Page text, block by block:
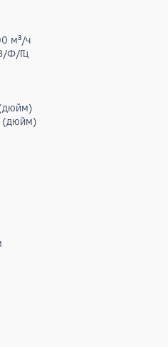
распределение воздуха;
проводной пульт ДУ;
фильтр.
3/50 В/Ф/Гц
4) мм (дюйм)